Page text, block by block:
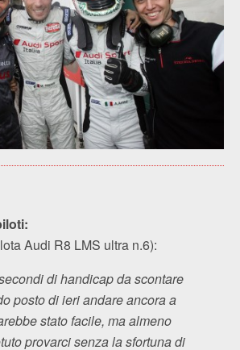
Audi R8 LMS ultra n.6):
di handicap da scontare
posto di ieri andare ancora a
stato facile, ma almeno
provarci senza la sfortuna di